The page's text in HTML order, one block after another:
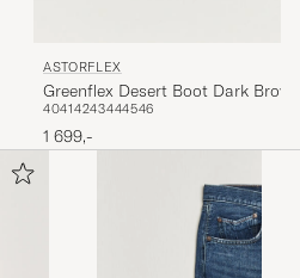
ASTORFLEX
Greenflex Desert Boot Dark
40414243444546
1 699,-